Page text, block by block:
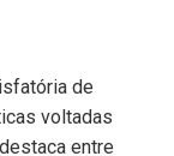
de
voltadas
entre